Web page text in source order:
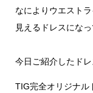
なによりウエスト
見えるドレスになっ
今日ご紹介したド
TIG完全オリジナル